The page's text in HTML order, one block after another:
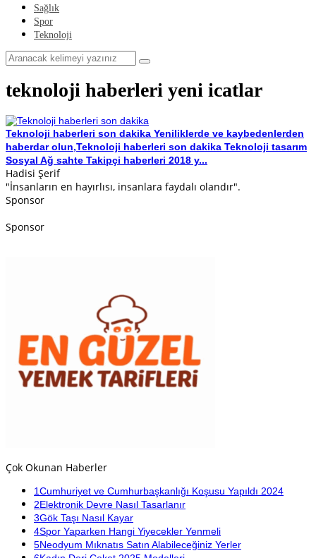
Sağlık
Spor
Teknoloji
teknoloji haberleri yeni icatlar
Teknoloji haberleri son dakika Yeniliklerde ve kaybedenlerden
haberdar olun,Teknoloji haberleri son dakika Teknoloji tasarım
Sosyal Ağ sahte Takipçi haberleri 2018 y...
Hadisi Şerif
"İnsanların en hayırlısı, insanlara faydalı olandır".
Sponsor
Sponsor
Çok Okunan Haberler
1Cumhuriyet ve Cumhurbaşkanlığı Koşusu Yapıldı 2024
2Elektronik Devre Nasıl Tasarlanır
3Gök Taşı Nasıl Kayar
4Spor Yaparken Hangi Yiyecekler Yenmeli
5Neodyum Mıknatıs Satın Alabileceğiniz Yerler